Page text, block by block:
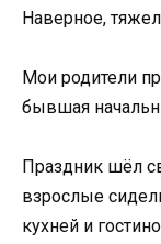
Наверное,
Мои родители
бывшая
Праздник шёл
взрослые
кухней и